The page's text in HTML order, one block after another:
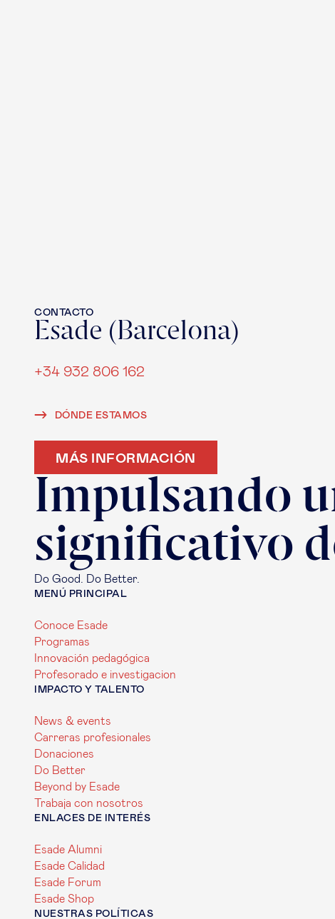
CONTACTO
Esade (Barcelona)
+34 932 806 162
DÓNDE ESTAMOS
MÁS INFORMACIÓN
Impulsando
significativo
Do Good. Do Better.
MENÚ PRINCIPAL
Conoce Esade
Programas
Innovación pedagógica
Profesorado e investigacion
IMPACTO Y TALENTO
News & events
Carreras profesionales
Donaciones
Do Better
Beyond by Esade
Trabaja con nosotros
ENLACES DE INTERÉS
Esade Alumni
Esade Calidad
Esade Forum
Esade Shop
NUESTRAS POLÍTICAS